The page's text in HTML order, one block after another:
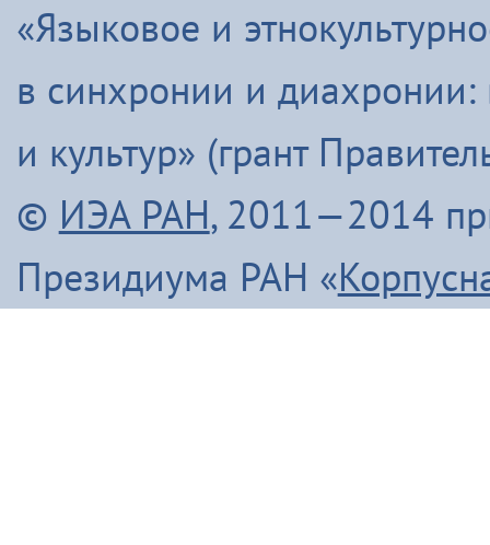
«Языковое и
в синхронии и диахронии:
и культур» (грант
© ИЭА РАН, 2011—2014
Президиума РАН «